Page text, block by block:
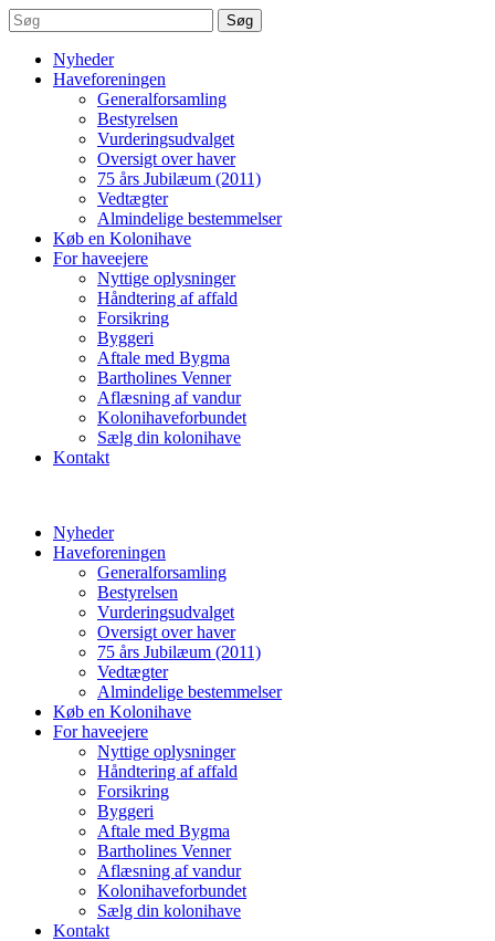
Søg
Nyheder
Haveforeningen
Generalforsamling
Bestyrelsen
Vurderingsudvalget
Oversigt over haver
75 års Jubilæum (2011)
Vedtægter
Almindelige bestemmelser
Køb en Kolonihave
For haveejere
Nyttige oplysninger
Håndtering af affald
Forsikring
Byggeri
Aftale med Bygma
Bartholines Venner
Aflæsning af vandur
Kolonihaveforbundet
Sælg din kolonihave
Kontakt
Nyheder
Haveforeningen
Generalforsamling
Bestyrelsen
Vurderingsudvalget
Oversigt over haver
75 års Jubilæum (2011)
Vedtægter
Almindelige bestemmelser
Køb en Kolonihave
For haveejere
Nyttige oplysninger
Håndtering af affald
Forsikring
Byggeri
Aftale med Bygma
Bartholines Venner
Aflæsning af vandur
Kolonihaveforbundet
Sælg din kolonihave
Kontakt